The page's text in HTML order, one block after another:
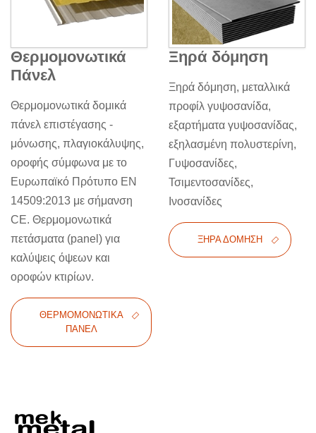
Θερμομονωτικά
Πάνελ
Θερμομονωτικά δομικά
πάνελ επιστέγασης -
μόνωσης, πλαγιοκάλυψης,
οροφής σύμφωνα με το
Ευρωπαϊκό Πρότυπο ΕΝ
14509:2013 με σήμανση
CΕ. Θερμομονωτικά
πετάσματα (panel) για
καλύψεις όψεων και
οροφών κτιρίων.
ΘΕΡΜΟΜΟΝΩΤΙΚΆ
ΠΆΝΕΛ
Ξηρά δόμηση
Ξηρά δόμηση, μεταλλικά
προφίλ γυψοσανίδα,
εξαρτήματα γυψοσανίδας,
εξηλασμένη πολυστερίνη,
Γυψοσανίδες,
Τσιμεντοσανίδες,
Ινοσανίδες
ΞΗΡΆ ΔΌΜΗΣΗ